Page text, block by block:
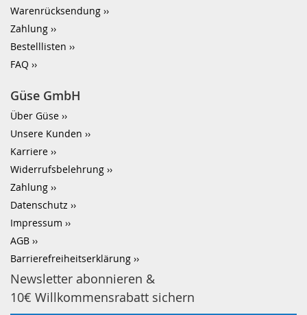
Warenrücksendung
Zahlung
Bestelllisten
FAQ
Güse GmbH
Über Güse
Unsere Kunden
Karriere
Widerrufsbelehrung
Zahlung
Datenschutz
Impressum
AGB
Barrierefreiheitserklärung
Newsletter abonnieren &
10€ Willkommensrabatt sichern